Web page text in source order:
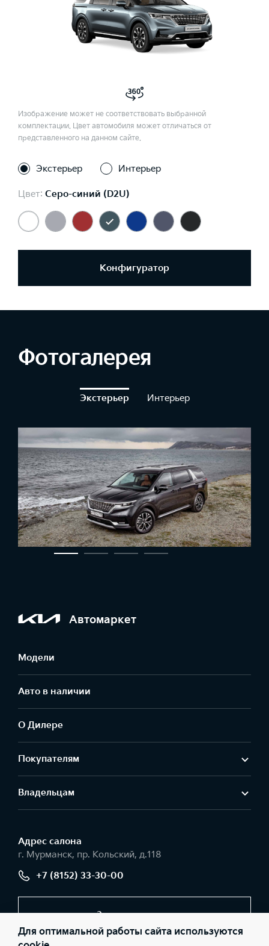
Изображение может не соответствовать выбранной
комплектации. Цвет автомобиля может отличаться от
представленного на данном сайте.
Экстерьер Интерьер
Цвет: Серо-синий (D2U)
Конфигуратор
Фотогалерея
Экстерьер Интерьер
Автомаркет
Модели
Авто в наличии
О Дилере
Покупателям
Владельцам
Адрес салонa
г. Мурманск, пр. Кольский, д.118
+7 (8152) 33-30-00
Заказать звонок
Для оптимальной работы сайта используются